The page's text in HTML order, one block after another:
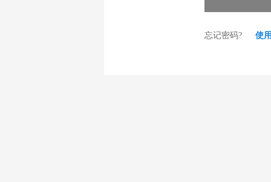
忘记密码? 使